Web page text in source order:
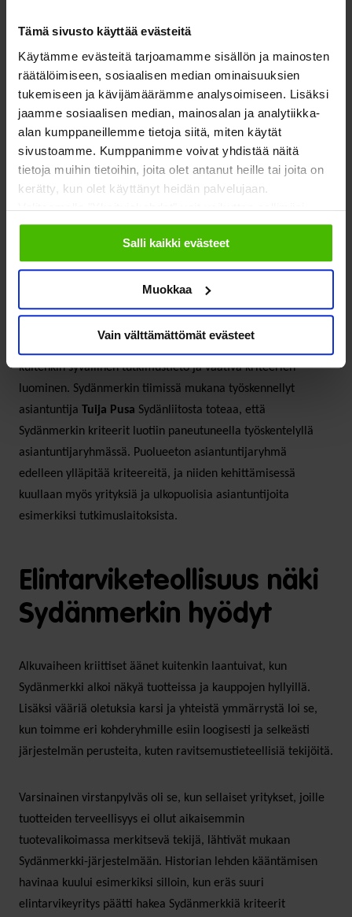
Tämä sivusto käyttää evästeitä
Käytämme evästeitä tarjoamamme sisällön ja mainosten
räätälöimiseen, sosiaalisen median ominaisuuksien
tukemiseen ja kävijämäärämme analysoimiseen. Lisäksi
jaamme sosiaalisen median, mainosalan ja analytiikka-
alan kumppaneillemme tietoja siitä, miten käytät
sivustoamme. Kumppanimme voivat yhdistää näitä
tietoja muihin tietoihin, joita olet antanut heille tai joita on
kerätty, kun olet käyttänyt heidän palvelujaan.
Valitsemalla "Yksityiskohdat" voit vaikuttaa sallimiisi
evästeisiin.
Salli kaikki evästeet
Muokkaa
Vain välttämättömät evästeet
Pyykkö muistelee, että Sydänmerkki-järjestelmää
käynnistettäessä siihen uskoi suhteellisen pieni joukko, kun
taas epäilijöitä oli enemmän. Joku taisi sanoakin, että syö
hattunsa, jos merkki toteutuu. Asiaa epäilleet
elintarvikeyritysten edustajat ja eri alojen asiantuntijat
arvelivat järjestelmän kuihtuvan viimeistään muutaman
vuoden kuluessa.
Myös ulkomaisista vastaavista merkeistä saatujen
kokemuksien kartoittamisen perusteella tiedettiin, että osa
kuitenkin syvällinen tutkimustieto ja vaativa kriteerien
luominen. Sydänmerkin tiimissä mukana työskennellyt
asiantuntija Tuija Pusa Sydänliitosta toteaa, että
Sydänmerkin kriteerit luotiin paneutuneella työskentelyllä
asiantuntijaryhmässä. Puolueeton asiantuntijaryhmä
edelleen ylläpitää kriteereitä, ja niiden kehittämisessä
kuullaan myös yrityksiä ja ulkopuolisia asiantuntijoita
esimerkiksi tutkimuslaitoksista.
Elintarviketeollisuus näki
Sydänmerkin hyödyt
Alkuvaiheen kriittiset äänet kuitenkin laantuivat, kun
Sydänmerkki alkoi näkyä tuotteissa ja kauppojen hyllyillä.
Lisäksi vääriä oletuksia karsi ja yhteistä ymmärrystä loi se,
kun toimme eri kohderyhmille esiin loogisesti ja selkeästi
järjestelmän perusteita, kuten ravitsemustieteellisiä tekijöitä.
Varsinainen virstanpylväs oli se, kun sellaiset yritykset, joille
tuotteiden terveellisyys ei ollut aikaisemmin
tuotevalikoimassa merkitsevä tekijä, lähtivät mukaan
Sydänmerkki-järjestelmään. Historian lehden kääntämisen
havinaa kuului esimerkiksi silloin, kun eräs suuri
elintarvikeyritys päätti hakea Sydänmerkkiä kriteerit